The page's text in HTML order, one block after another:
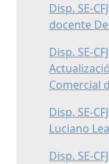
Disp. SE-
docente
Disp. SE-
Comercial
Disp. SE-
Luciano
Disp. SE-